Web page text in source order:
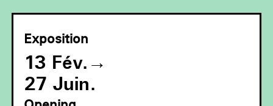
Exposition
13 Fév. →
27 Juin.